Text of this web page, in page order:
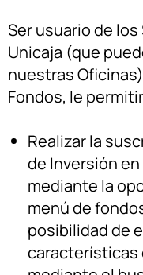
Ser usuario de
Unicaja (que
nuestras
Fondos, le
Realizar la
de Inversión
mediante la
menú de
posibilidad de
características